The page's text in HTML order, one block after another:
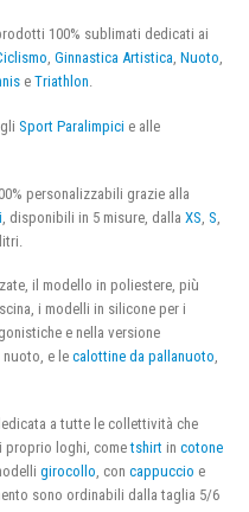
100% sublimati dedicati ai
, Ginnastica Artistica, Nuoto,
e Triathlon.
Sport Paralimpici e alle
personalizzabili grazie alla
, disponibili in 5 misure, dalla XS S
litri.
il modello in poliestere, più
i modelli in silicone per i
e nella versione
e le calottine da pallanuoto,
a tutte le collettività che
proprio loghi, cometshirt in cotone
girocollo, con cappuccio e
sono ordinabili dalla taglia 5/6